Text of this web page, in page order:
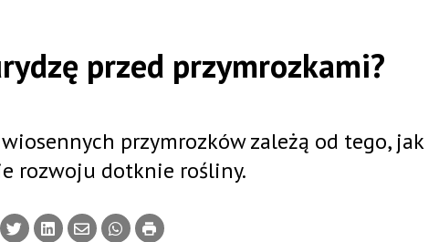
przed przymrozkami?
przymrozków zależą od tego, jak
rozwoju dotknie rośliny.